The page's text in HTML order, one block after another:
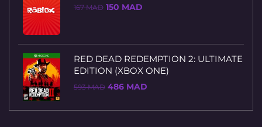
167MAD Le
167 MAD.
150 MAD
150 MAD.
RED DEAD REDEMPTION 2: ULTIMATE
EDITION (XBOX ONE)
593MAD Le
était :
486 MAD
est :